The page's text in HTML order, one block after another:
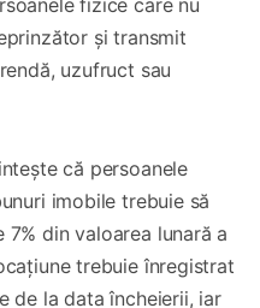
și transmit
uzufruct sau
că persoanele
imobile trebuie să
din valoarea lunară a
trebuie înregistrat
de la data încheierii, iar